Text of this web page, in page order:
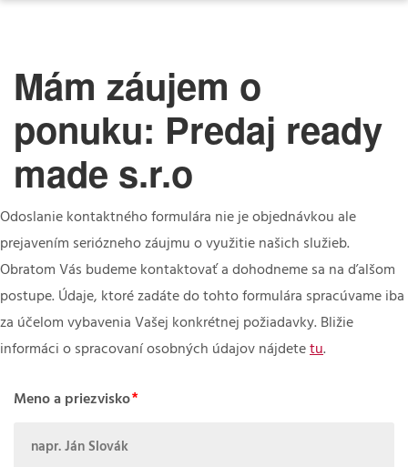
Mám záujem o
ponuku: Predaj ready
made s.r.o
Odoslanie kontaktného formulára nie je objednávkou ale
prejavením seriózneho záujmu o využitie našich služieb.
Obratom Vás budeme kontaktovať a dohodneme sa na ďalšom
postupe. Údaje, ktoré zadáte do tohto formulára spracúvame iba
za účelom vybavenia Vašej konkrétnej požiadavky. Bližie
informáci o spracovaní osobných údajov nájdete tu.
Meno a priezvisko